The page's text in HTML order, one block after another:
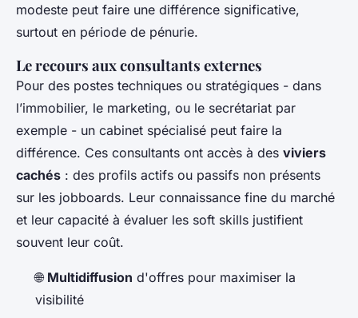
modeste peut faire une différence significative,
surtout en période de pénurie.
Le recours aux consultants externes
Pour des postes techniques ou stratégiques - dans
l’immobilier, le marketing, ou le secrétariat par
exemple - un cabinet spécialisé peut faire la
différence. Ces consultants ont accès à des viviers
cachés : des profils actifs ou passifs non présents
sur les jobboards. Leur connaissance fine du marché
et leur capacité à évaluer les soft skills justifient
souvent leur coût.
🌐 Multidiffusion d'offres pour maximiser la
visibilité